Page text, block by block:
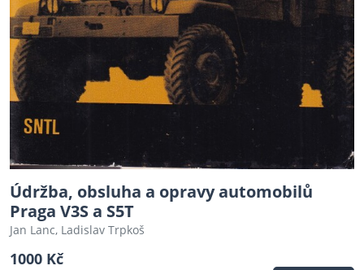
Údržba, obsluha a opravy automobilů
Praga V3S a S5T
Jan Lanc, Ladislav Trpkoš
1000 Kč